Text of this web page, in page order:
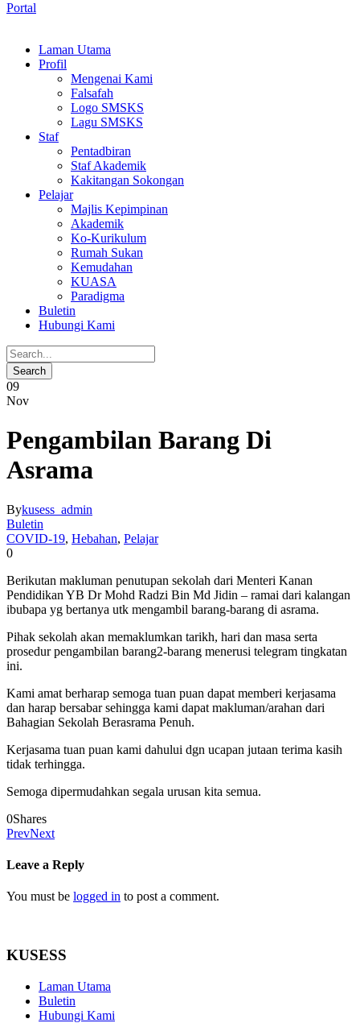
Portal
Laman Utama
Profil
Mengenai Kami
Falsafah
Logo SMSKS
Lagu SMSKS
Staf
Pentadbiran
Staf Akademik
Kakitangan Sokongan
Pelajar
Majlis Kepimpinan
Akademik
Ko-Kurikulum
Rumah Sukan
Kemudahan
KUASA
Paradigma
Buletin
Hubungi Kami
09
Nov
Pengambilan Barang Di
Asrama
Bykusess_admin
Buletin
COVID-19, Hebahan, Pelajar
0
Berikutan makluman penutupan sekolah dari Menteri Kanan
Pendidikan YB Dr Mohd Radzi Bin Md Jidin – ramai dari kalangan
ibubapa yg bertanya utk mengambil barang-barang di asrama.
Pihak sekolah akan memaklumkan tarikh, hari dan masa serta
prosedur pengambilan barang2-barang menerusi telegram tingkatan
ini.
Kami amat berharap semoga tuan puan dapat memberi kerjasama
dan harap bersabar sehingga kami dapat makluman/arahan dari
Bahagian Sekolah Berasrama Penuh.
Kerjasama tuan puan kami dahului dgn ucapan jutaan terima kasih
tidak terhingga.
Semoga dipermudahkan segala urusan kita semua.
0Shares
PrevNext
Leave a Reply
You must be logged in to post a comment.
KUSESS
Laman Utama
Buletin
Hubungi Kami